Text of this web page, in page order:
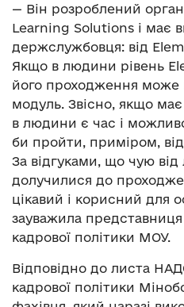
— Він розроблений
Learning Solutions і має
держслужбовця: від
Якщо в людини рівень
його проходження
модуль. Звісно, якщо
в людини є час і
би пройти, приміром, від
За відгуками, що чую
долучилися до
цікавий і корисний для
зауважила
кадрової політики МОУ.
Відповідно до листа
кадрової політики